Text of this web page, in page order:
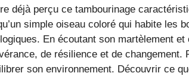
déjà perçu ce tambourinage
simple oiseau coloré qui habite les
En écoutant son martèlement
de résilience et de
son environnement. Découvrir ce